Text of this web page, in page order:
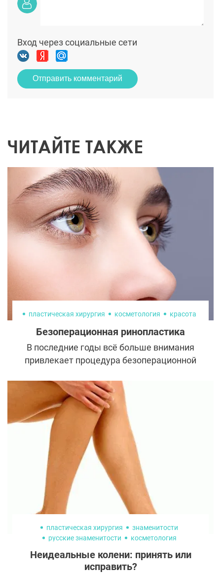
Вход через социальные сети
Отправить комментарий
ЧИТАЙТЕ ТАКЖЕ
пластическая хирургия косметология красота
Безоперационная ринопластика
В последние годы всё больше внимания
привлекает процедура безоперационной
«жидкая ринопластика». Это метод, при
котором для корректировки формы носа
используются инъекции гиалуроновой
кислоты.
пластическая хирургия
знаменитости
русские знаменитости
косметология
липосакция ног
Неидеальные колени: принять или
исправить?